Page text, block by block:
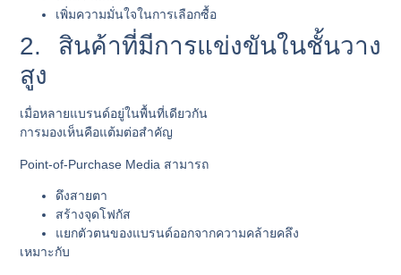
เพิ่มความมั่นใจในการเลือกซื้อ
2. สินค้าที่มีการแข่งขันในชั้นวาง
สูง
เมื่อหลายแบรนด์อยู่ในพื้นที่เดียวกัน
การมองเห็นคือแต้มต่อสำคัญ
Point-of-Purchase Media สามารถ
ดึงสายตา
สร้างจุดโฟกัส
แยกตัวตนของแบรนด์ออกจากความคล้ายคลึง
เหมาะกับ